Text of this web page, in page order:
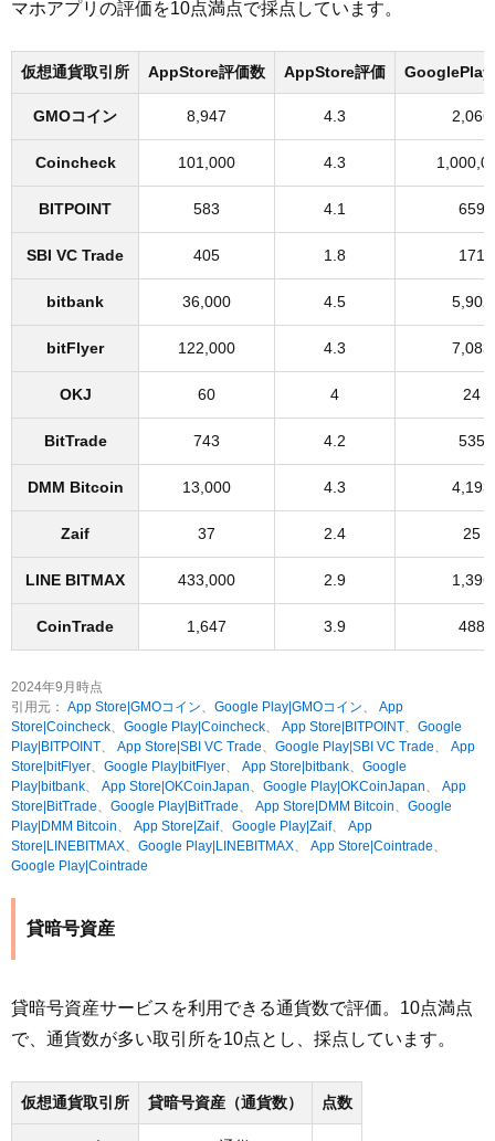
マホアプリの評価を10点満点で採点しています。
仮想通貨取引所 AppStore評価数 AppStore評価 GooglePlay
GMOコイン 8,947 4.3 2,066
Coincheck 101,000 4.3
BITPOINT 583 4.1 659
SBI VC Trade 405 1.8 171
bitbank 36,000 4.5 5,902
bitFlyer 122,000 4.3 7,083
OKJ 60 4 24
BitTrade 743 4.2 535
DMM Bitcoin 13,000 4.3 4,193
Zaif 37 2.4 25
LINE BITMAX 433,000 2.9 1,396
CoinTrade 1,647 3.9 488
2024年9月時点
引用元： App Store|GMOコイン、 Google Play|GMOコイン、 App
Store|Coincheck、 Google Play|Coincheck、 App Store|BITPOINT、 Google
Play|BITPOINT、 App Store|SBI VC Trade、 Google Play|SBI VC Trade、 App
Store|bitFlyer、 Google Play|bitFlyer、 App Store|bitbank、 Google
Play|bitbank、 App Store|OKCoinJapan、 Google Play|OKCoinJapan、 App
Store|BitTrade、 Google Play|BitTrade、 App Store|DMM Bitcoin、 Google
Play|DMM Bitcoin、 App Store|Zaif、 Google Play|Zaif、 App
Store|LINEBITMAX、 Google Play|LINEBITMAX、 App Store|Cointrade、
Google Play|Cointrade
貸暗号資産
貸暗号資産サービスを利用できる通貨数で評価。10点満点
で、通貨数が多い取引所を10点とし、採点しています。
仮想通貨取引所 貸暗号資産（通貨数） 点数